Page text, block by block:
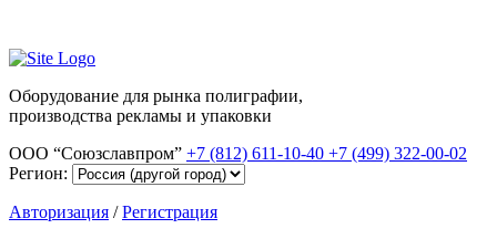
Оборудование для рынка полиграфии,
производства рекламы и упаковки
ООО “Союзславпром” +7 (812) 611-10-40 +7 (499) 322-00-02
Регион:
Авторизация /Регистрация